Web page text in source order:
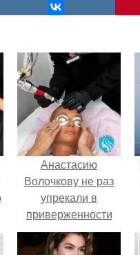
Анастасию
Волочкову не раз
упрекали в
приверженности
устаревшим бьюти -
процедурам.